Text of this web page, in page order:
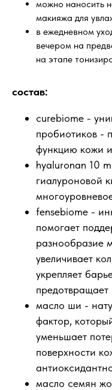
можно наносить
макияжа для
в ежедневном
вечером на
на этапе
состав:
curebiome -
пробиотиков -
функцию кожи
hyaluronan 10
гиалуроновой
fensebiome -
помогает
разнообразие
увеличивает
укрепляет
масло ши -
фактор,
уменьшает
поверхности
масло семян